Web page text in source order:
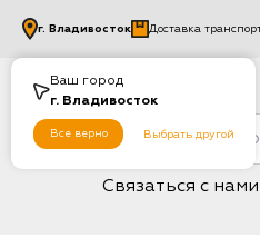
Ваш город
г. Владивосток
Все верно Выбрать другой
г. Владивосток Доставка
Связаться с нами